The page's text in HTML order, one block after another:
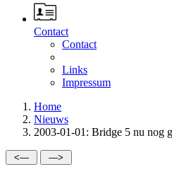
Contact
Contact
Links
Impressum
Home
Nieuws
2003-01-01: Bridge 5 nu nog